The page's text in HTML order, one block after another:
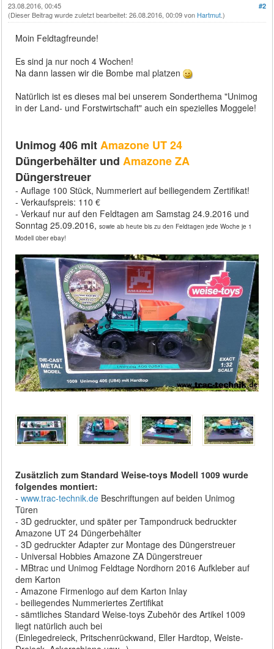
#2
23.08.2016, 00:45
(Dieser Beitrag wurde zuletzt bearbeitet: 26.08.2016, 00:09 von Hartmut.)
Moin Feldtagfreunde!
Es sind ja nur noch 4 Wochen!
Na dann lassen wir die Bombe mal platzen
Natürlich ist es dieses mal bei unserem Sonderthema "Unimog
in der Land- und Forstwirtschaft" auch ein spezielles Moggele!
Unimog 406 mitAmazone UT 24
Düngerbehälter undAmazone ZA
Düngerstreuer
- Auflage 100 Stück, Nummeriert auf beiliegendem Zertifikat!
- Verkaufspreis: 110 €
- Verkauf nur auf den Feldtagen am Samstag 24.9.2016 und
Sonntag 25.09.2016,sowie ab heute bis zu den Feldtagen jede Woche je 1
Modell über ebay!
Zusätzlich zum Standard Weise-toys Modell 1009 wurde
folgendes montiert:
-www.trac-technik.de Beschriftungen auf beiden Unimog
Türen
- 3D gedruckter, und später per Tampondruck bedruckter
Amazone UT 24 Düngerbehälter
- 3D gedruckter Adapter zur Montage des Düngerstreuer
- Universal Hobbies Amazone ZA Düngerstreuer
- MBtrac und Unimog Feldtage Nordhorn 2016 Aufkleber auf
dem Karton
- Amazone Firmenlogo auf dem Karton Inlay
- beiliegendes Nummeriertes Zertifikat
- sämtliches Standard Weise-toys Zubehör des Artikel 1009
liegt natürlich auch bei
(Einlegedreieck, Pritschenrückwand, Eller Hardtop, Weiste-